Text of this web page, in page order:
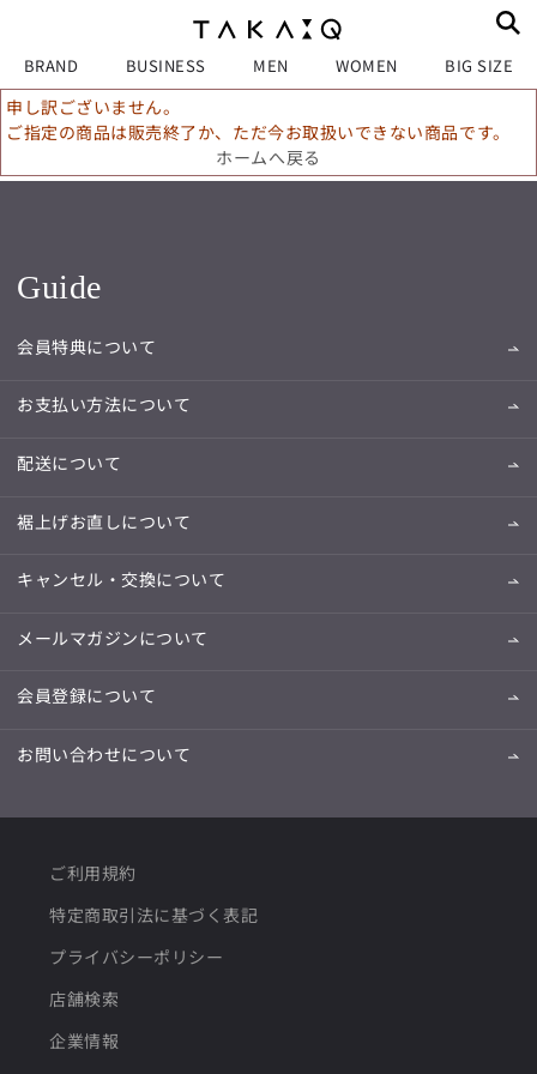
BRAND BUSINESS MEN WOMEN BIG SIZE
申し訳ございません。
ご指定の商品は販売終了か、ただ今お取扱いできない商品です。
ホームへ戻る
Guide
会員特典について
お支払い方法について
配送について
裾上げお直しについて
キャンセル・交換について
メールマガジンについて
会員登録について
お問い合わせについて
ご利用規約
特定商取引法に基づく表記
プライバシーポリシー
店舗検索
企業情報